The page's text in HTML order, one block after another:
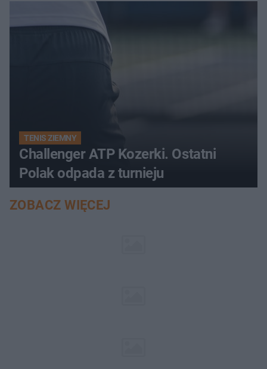
TENIS ZIEMNY
Challenger ATP Kozerki. Ostatni
Polak odpada z turnieju
ZOBACZ WIĘCEJ